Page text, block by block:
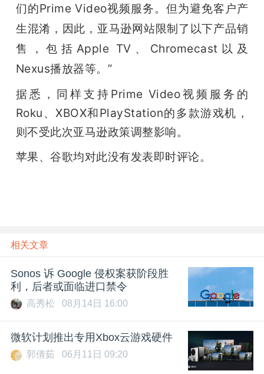
们的Prime Video视频服务。但为避免客户产
生混淆，因此，亚马逊网站限制了以下产品销
售，包括Apple TV、Chromecast以及
Nexus播放器等。”
据悉，同样支持Prime Video视频服务的
Roku、XBOX和PlayStation的多款游戏机，
则不受此次亚马逊政策调整影响。
苹果、谷歌均对此没有发表即时评论。
相关文章
Sonos 诉 Google 侵权案获阶段胜
利，后者或面临进口禁令
高秀松 08月14日 16:00
微软计划推出专用Xbox云游戏硬件
郭倩茹 06月11日 09:20